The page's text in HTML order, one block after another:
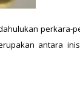
perkara-
antara